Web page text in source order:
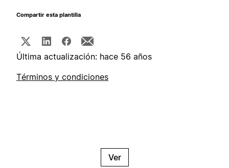
Compartir esta plantilla
Última actualización: hace 56 años
Términos y condiciones
Ver